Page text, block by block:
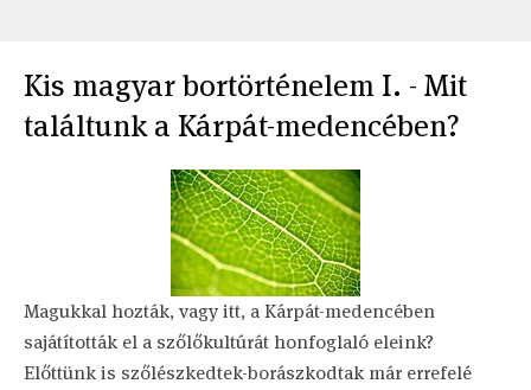
Kis magyar bortörténelem I. - Mit
találtunk a Kárpát-medencében?
Magukkal hozták, vagy itt, a Kárpát-medencében
sajátították el a szőlőkultúrát honfoglaló eleink?
Előttünk is szőlészkedtek-borászkodtak már errefelé